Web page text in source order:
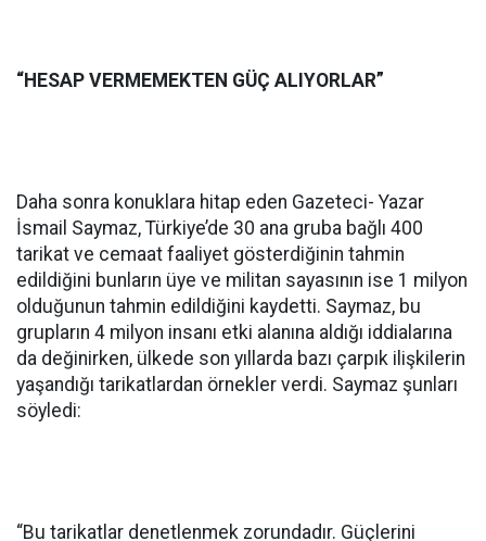
“HESAP VERMEMEKTEN GÜÇ ALIYORLAR”
Daha sonra konuklara hitap eden Gazeteci- Yazar
İsmail Saymaz, Türkiye’de 30 ana gruba bağlı 400
tarikat ve cemaat faaliyet gösterdiğinin tahmin
edildiğini bunların üye ve militan sayasının ise 1 milyon
olduğunun tahmin edildiğini kaydetti. Saymaz, bu
grupların 4 milyon insanı etki alanına aldığı iddialarına
da değinirken, ülkede son yıllarda bazı çarpık ilişkilerin
yaşandığı tarikatlardan örnekler verdi. Saymaz şunları
söyledi:
“Bu tarikatlar denetlenmek zorundadır. Güçlerini